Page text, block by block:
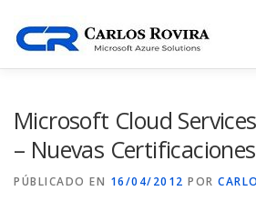
contenido
Microsoft Cloud
– Nuevas Certificaciones
PÚBLICADO EN 16/04/2012 POR